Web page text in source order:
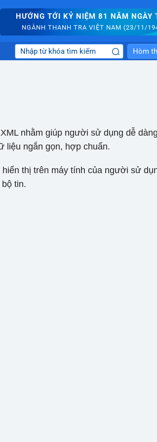
HƯỚNG TỚI KỶ NIỆM 81 NĂM NGÀY
NGÀNH THANH TRA VIỆT NAM (23/11/
Hòm
nhằm giúp người sử dụng dễ
liệu ngắn gọn, hợp chuẩn.
thị trên máy tính của người sử
tin.